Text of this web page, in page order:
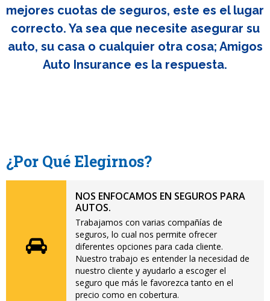
mejores cuotas de seguros, este es el lugar
correcto. Ya sea que necesite asegurar su
auto, su casa o cualquier otra cosa; Amigos
Auto Insurance es la respuesta.
¿Por Qué Elegirnos?
NOS ENFOCAMOS EN SEGUROS PARA
AUTOS.
Trabajamos con varias compañías de
seguros, lo cual nos permite ofrecer
diferentes opciones para cada cliente.
Nuestro trabajo es entender la necesidad de
nuestro cliente y ayudarlo a escoger el
seguro que más le favorezca tanto en el
precio como en cobertura.